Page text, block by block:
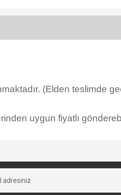
(Elden teslimde
uygun fiyatlı